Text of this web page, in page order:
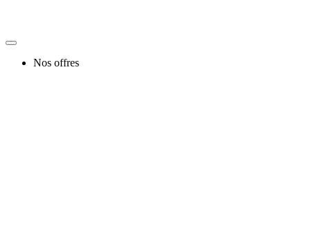
Nos offres